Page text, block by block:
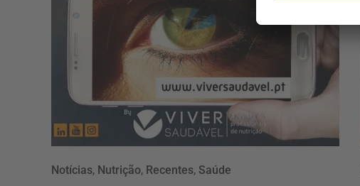
Notícias, Nutrição, Recentes, Saúde